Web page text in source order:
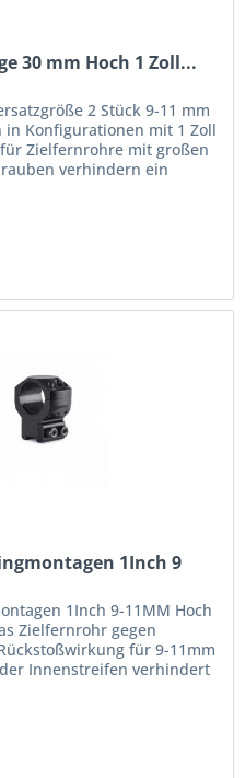
30 mm Hoch 1 Zoll...
2 Stück 9-11 mm
in Konfigurationen mit 1 Zoll
Zielfernrohre mit großen
verhindern ein
1Inch 9
1Inch 9-11MM Hoch
Zielfernrohr gegen
für 9-11mm
Innenstreifen verhindert